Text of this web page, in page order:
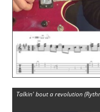
Talkin' bout a revolution